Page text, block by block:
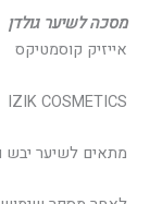
מסכה לשיער גולדן
אייזיק קוסמטיקס
IZIK COSMETICS
מתאים לשיער יבש